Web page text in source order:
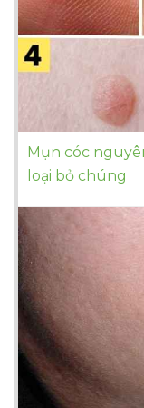
Mụn cóc
loại bỏ chúng